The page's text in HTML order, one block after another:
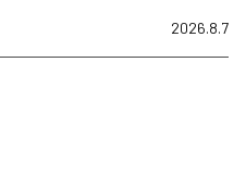
2026.8.7